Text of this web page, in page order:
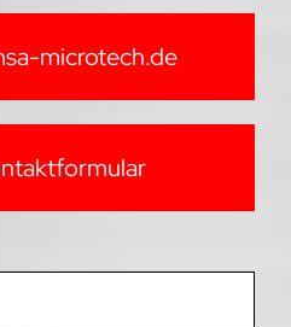
microtech.de